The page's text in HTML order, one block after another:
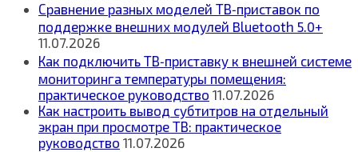
Сравнение разных моделей ТВ‑приставок по
поддержке внешних модулей Bluetooth 5.0+
11.07.2026
Как подключить ТВ‑приставку к внешней системе
мониторинга температуры помещения:
практическое руководство 11.07.2026
Как настроить вывод субтитров на отдельный
экран при просмотре ТВ: практическое
руководство 11.07.2026